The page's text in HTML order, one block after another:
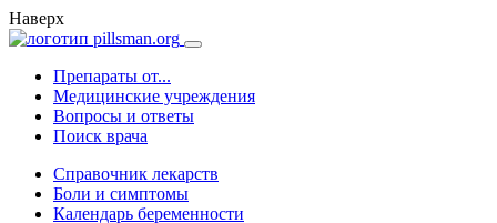
Наверх
Препараты от...
Медицинские учреждения
Вопросы и ответы
Поиск врача
Справочник лекарств
Боли и симптомы
Календарь беременности